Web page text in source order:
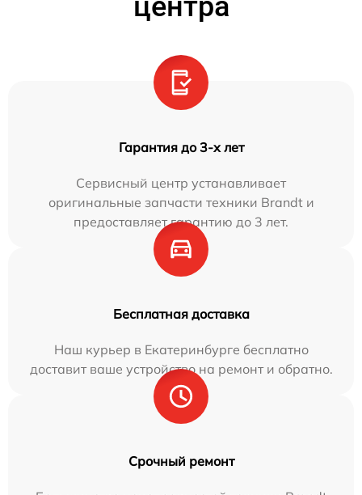
Гарантия до 3-х лет
Сервисный центр устанавливает
оригинальные запчасти техники Brandt и
предоставляет гарантию до 3 лет.
Бесплатная доставка
Наш курьер в Екатеринбурге бесплатно
доставит ваше устройство на ремонт и обратно.
Срочный ремонт